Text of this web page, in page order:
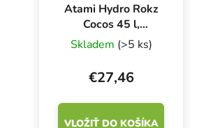
Atami Hydro Rokz
Cocos 45 l,
kokosový substrát
s keramzitom
Skladem (>5 ks)
€27,46
VLOŽIŤ DO KOŠÍKA